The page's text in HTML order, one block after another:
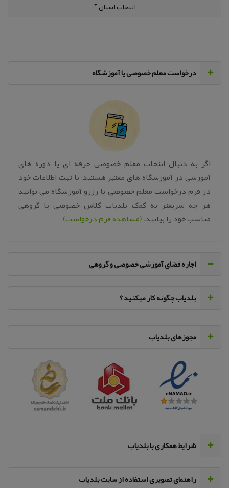
انتخاب استان
‌درخواست معلم خصوصی یا آموزشگاه
اگر به دنبال انتخاب معلم خصوصی حرفه ای یا دوره های
آموزشی در آموزشگاه های معتبر هستید؛ با ثبت اطلاعات خود
در فرم درخواست معلم خصوصی یا رزرو آموزشگاه می توانید
هر چه سریعتر به کمک بلدیاب کلاس خصوصی یا گروهی
مناسب خود را بیابید.(مشاهده فرم درخواست)
اجاره فضای آموزشی خصوصی و گروهی
‌بلدیاب چگونه کار میکنید ؟
مجوزهای بلدیاب
‌شرایط همکاری با بلدیاب
راهنمای تصویری استفاده از سایت بلدیاب